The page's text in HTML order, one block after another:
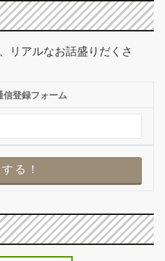
リアルなお話盛りだくさ
信登録フォーム